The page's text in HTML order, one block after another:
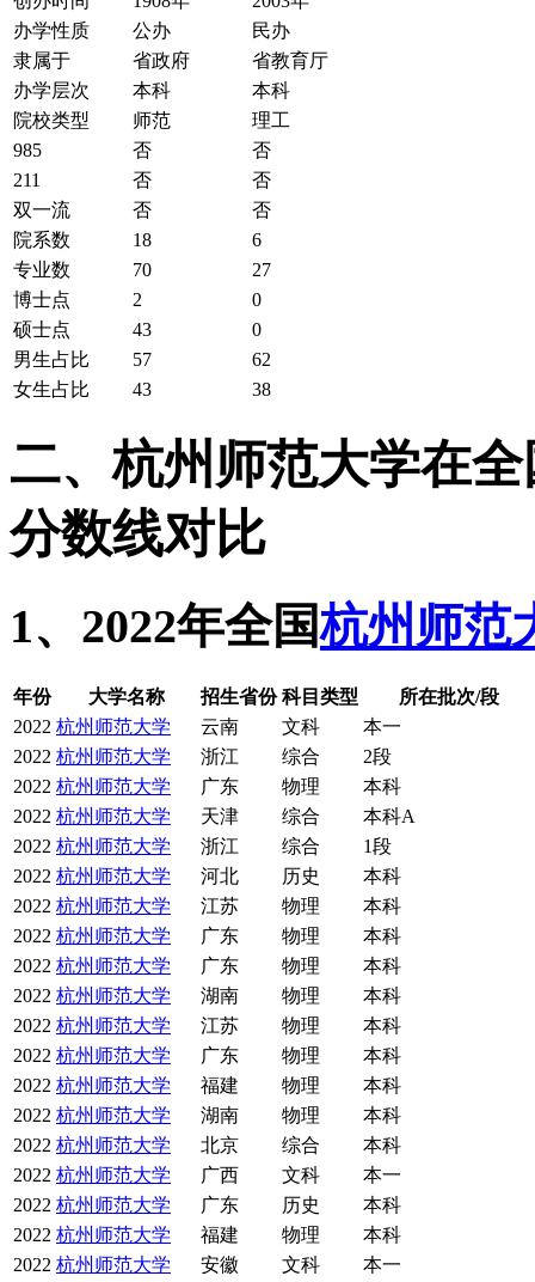
办学性质
公办
民办
隶属于
省政府
省教育厅
办学层次
本科
本科
院校类型
师范
理工
985
否
否
211
否
否
双一流
否
否
院系数
18
6
专业数
70
27
博士点
2
0
硕士点
43
0
男生占比
57
62
女生占比
43 38
二、杭州师范大学在
分数线对比
1、2022年全国杭州师范
年份 大学名称 招生省份 科目类型
所在批次/段
2022 杭州师范大学 云南 文科
本一
2022 杭州师范大学 浙江 综合
2段
2022 杭州师范大学 广东 物理
本科
2022 杭州师范大学 天津 综合
本科A
2022 杭州师范大学 浙江 综合
1段
2022 杭州师范大学 河北 历史
本科
2022 杭州师范大学 江苏 物理
本科
2022 杭州师范大学 广东 物理
本科
2022 杭州师范大学 广东 物理
本科
2022 杭州师范大学 湖南 物理
本科
2022 杭州师范大学 江苏 物理
本科
2022 杭州师范大学 广东 物理
本科
2022 杭州师范大学 福建 物理
本科
2022 杭州师范大学 湖南 物理
本科
2022 杭州师范大学 北京 综合
本科
2022 杭州师范大学 广西 文科
本一
2022 杭州师范大学 广东 历史
本科
2022 杭州师范大学 福建 物理
本科
2022 杭州师范大学 安徽 文科
本一